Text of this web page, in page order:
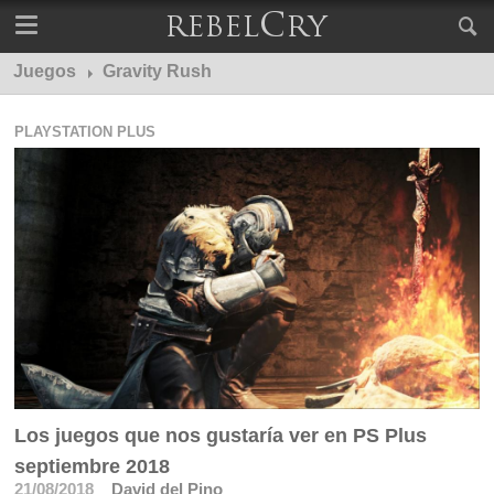
Juegos Gravity Rush
PLAYSTATION PLUS
Los juegos que nos gustaría ver en PS Plus
septiembre 2018
21/08/2018
David del Pino